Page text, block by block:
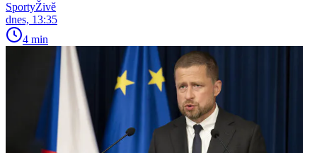
SportyŽivě
dnes, 13:35
4 min